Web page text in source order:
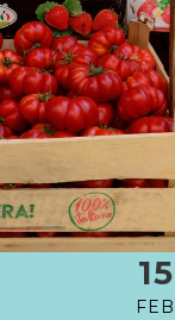
15
FEB